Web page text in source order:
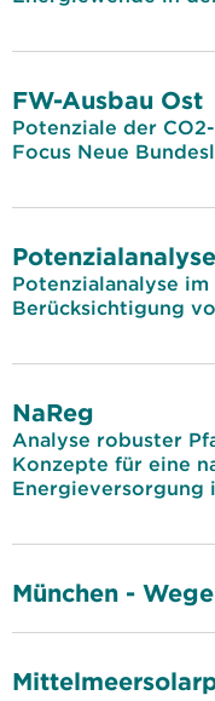
FW-Ausbau Ost
Potenziale der
Focus Neue
Potenzialanalyse
Berücksichtigung
NaReg
Analyse robuster
Konzepte für eine
Energieversorgung
München -